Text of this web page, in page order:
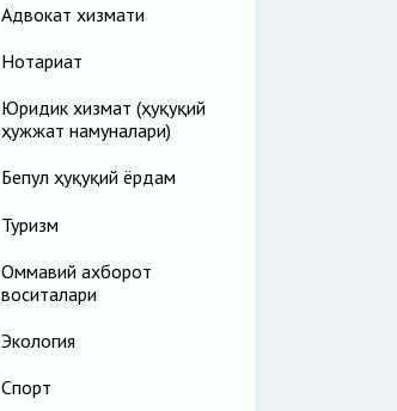
Адвокат хизмати
Нотариат
Юридик хизмат (ҳуқуқий
ҳужжат намуналари)
Бепул ҳуқуқий ёрдам
Туризм
Оммавий ахборот
воситалари
Экология
Спорт